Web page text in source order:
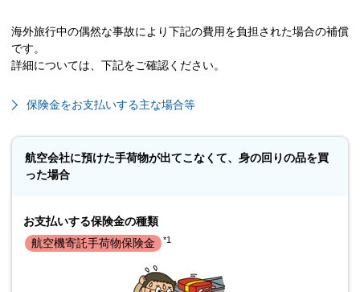
海外旅行中の偶然な事故により下記の費用を負担された場合の補償
です。
詳細については、下記をご確認ください。
保険金をお支払いする主な場合等
航空会社に預けた手荷物が出てこなくて、身の回りの品を買
った場合
お支払いする保険金の種類
航空機寄託手荷物保険金
*1